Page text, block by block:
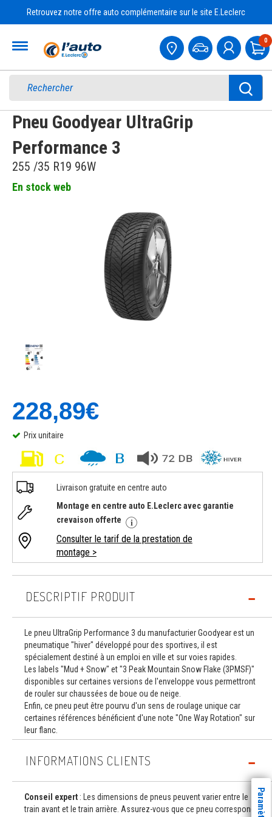
Retrouvez notre offre auto complémentaire sur le site E.Leclerc
0
Pneu Goodyear UltraGrip
Performance 3
255 /35 R19 96W
En stock web
228,89€
Prix unitaire
Livraison gratuite en centre auto
Montage en centre auto E.Leclerc avec garantie
crevaison offerte
Consulter le tarif de la prestation de
montage >
DESCRIPTIF PRODUIT
Le pneu UltraGrip Performance 3 du manufacturier Goodyear est un
pneumatique "hiver" développé pour des sportives, il est
spécialement destiné à un emploi en ville et sur voies rapides.
Les labels "Mud + Snow" et "3 Peak Mountain Snow Flake (3PMSF)"
disponibles sur certaines versions de l'enveloppe vous permettront
de rouler sur chaussées de boue ou de neige.
Enfin, ce pneu peut être pourvu d'un sens de roulage unique car
certaines références bénéficient d'une note "One Way Rotation" sur
leur flanc.
INFORMATIONS CLIENTS
Conseil expert : Les dimensions de pneus peuvent varier entre le
train avant et le train arrière. Assurez-vous que ce pneu correspond